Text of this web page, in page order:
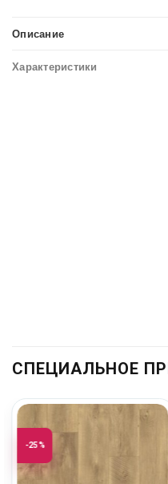
Описание
Характеристики
СПЕЦИАЛЬНОЕ
-25%